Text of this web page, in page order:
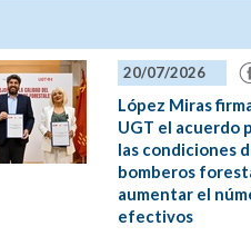
20/07/2026
López Miras
UGT el acuerdo
las condiciones
bomberos
aumentar el
efectivos